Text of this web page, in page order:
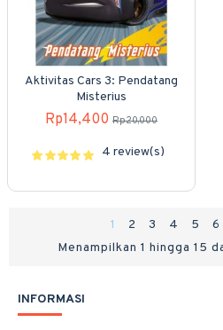
Aktivitas Cars 3: Pendatang
Misterius
Rp14,400 Rp20,000
4 review(s)
1 2 3 4 5 6
Menampilkan 1 hingga 15
INFORMASI